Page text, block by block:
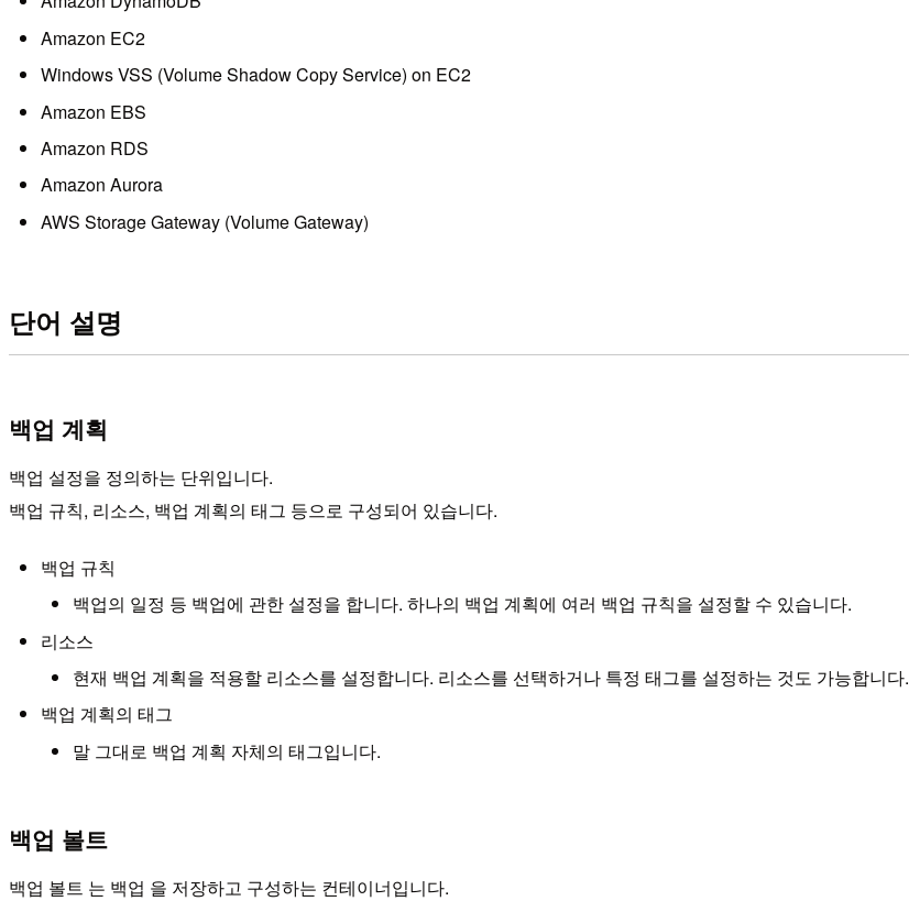
Amazon EC2
Windows VSS (Volume Shadow Copy Service) on EC2
Amazon EBS
Amazon RDS
Amazon Aurora
AWS Storage Gateway (Volume Gateway)
단어 설명
백업 계획
백업 설정을 정의하는 단위입니다.
백업 규칙, 리소스, 백업 계획의 태그 등으로 구성되어 있습니다.
백업 규칙
백업의 일정 등 백업에 관한 설정을 합니다. 하나의 백업 계획에 여러 백업 규칙을 설정할 수 있습니다.
리소스
현재 백업 계획을 적용할 리소스를 설정합니다. 리소스를 선택하거나 특정 태그를 설정하는 것도 가능합니다.
백업 계획의 태그
말 그대로 백업 계획 자체의 태그입니다.
백업 볼트
백업 볼트 는 백업 을 저장하고 구성하는 컨테이너입니다.